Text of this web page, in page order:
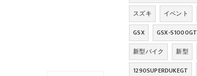
スズキ
イベント
GSX
GSX-S1000GT
新型バイク
新型
1290SUPERDUKEGT